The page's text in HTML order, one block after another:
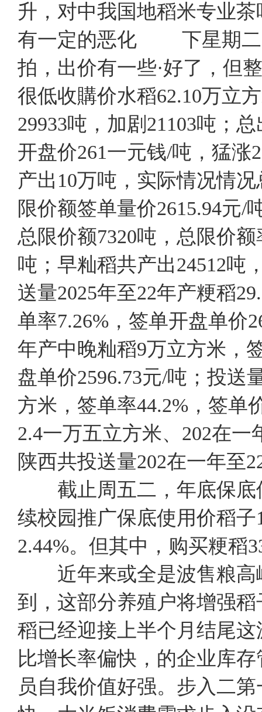
升，对中我国地稻米专业
有一定的恶化 下星期二
拍，出价有一些·好了，但
很低收購价水稻62.10万立
29933吨，加剧21103吨；
开盘价261一元钱/吨，猛
产出10万吨，实际情况情
限价额签单量价2615.94元/
总限价额7320吨，总限价
吨；早籼稻共产出24512
送量2025年至22年产粳稻
单率7.26%，签单开盘单价
年产中晚籼稻9万立方米，
盘单价2596.73元/吨；投送
方米，签单率44.2%，签单
2.4一万五立方米、202在
陕西共投送量202在一年至
截止周五二，年底保底
续校园推广保底使用价稻子
2.44%。但其中，购买粳稻
近年来或全是波售粮
到，这部分养殖户将增强
稻已经迎接上半个月结尾
比增长率偏快，的企业库
员自我价值好强。步入二